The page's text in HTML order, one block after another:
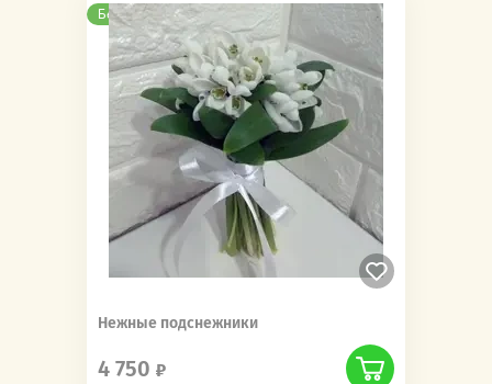
Бесплатная доставка
Нежные подснежники
4 750